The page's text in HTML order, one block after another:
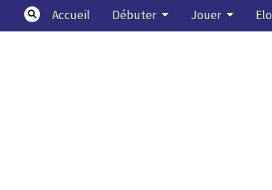
content
Accueil Débuter Jouer Elo